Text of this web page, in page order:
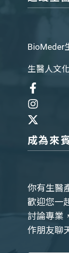
BioMeder
生醫人文
成為來
你有生醫
歡迎您一
討論專業
作朋友聊